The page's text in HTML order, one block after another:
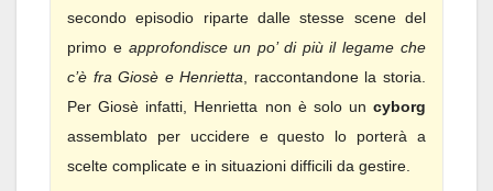
secondo episodio riparte dalle stesse scene del
primo e approfondisce un po’ di più il legame che
c’è fra Giosè e Henrietta, raccontandone la storia.
Per Giosè infatti, Henrietta non è solo un cyborg
assemblato per uccidere e questo lo porterà a
scelte complicate e in situazioni difficili da gestire.